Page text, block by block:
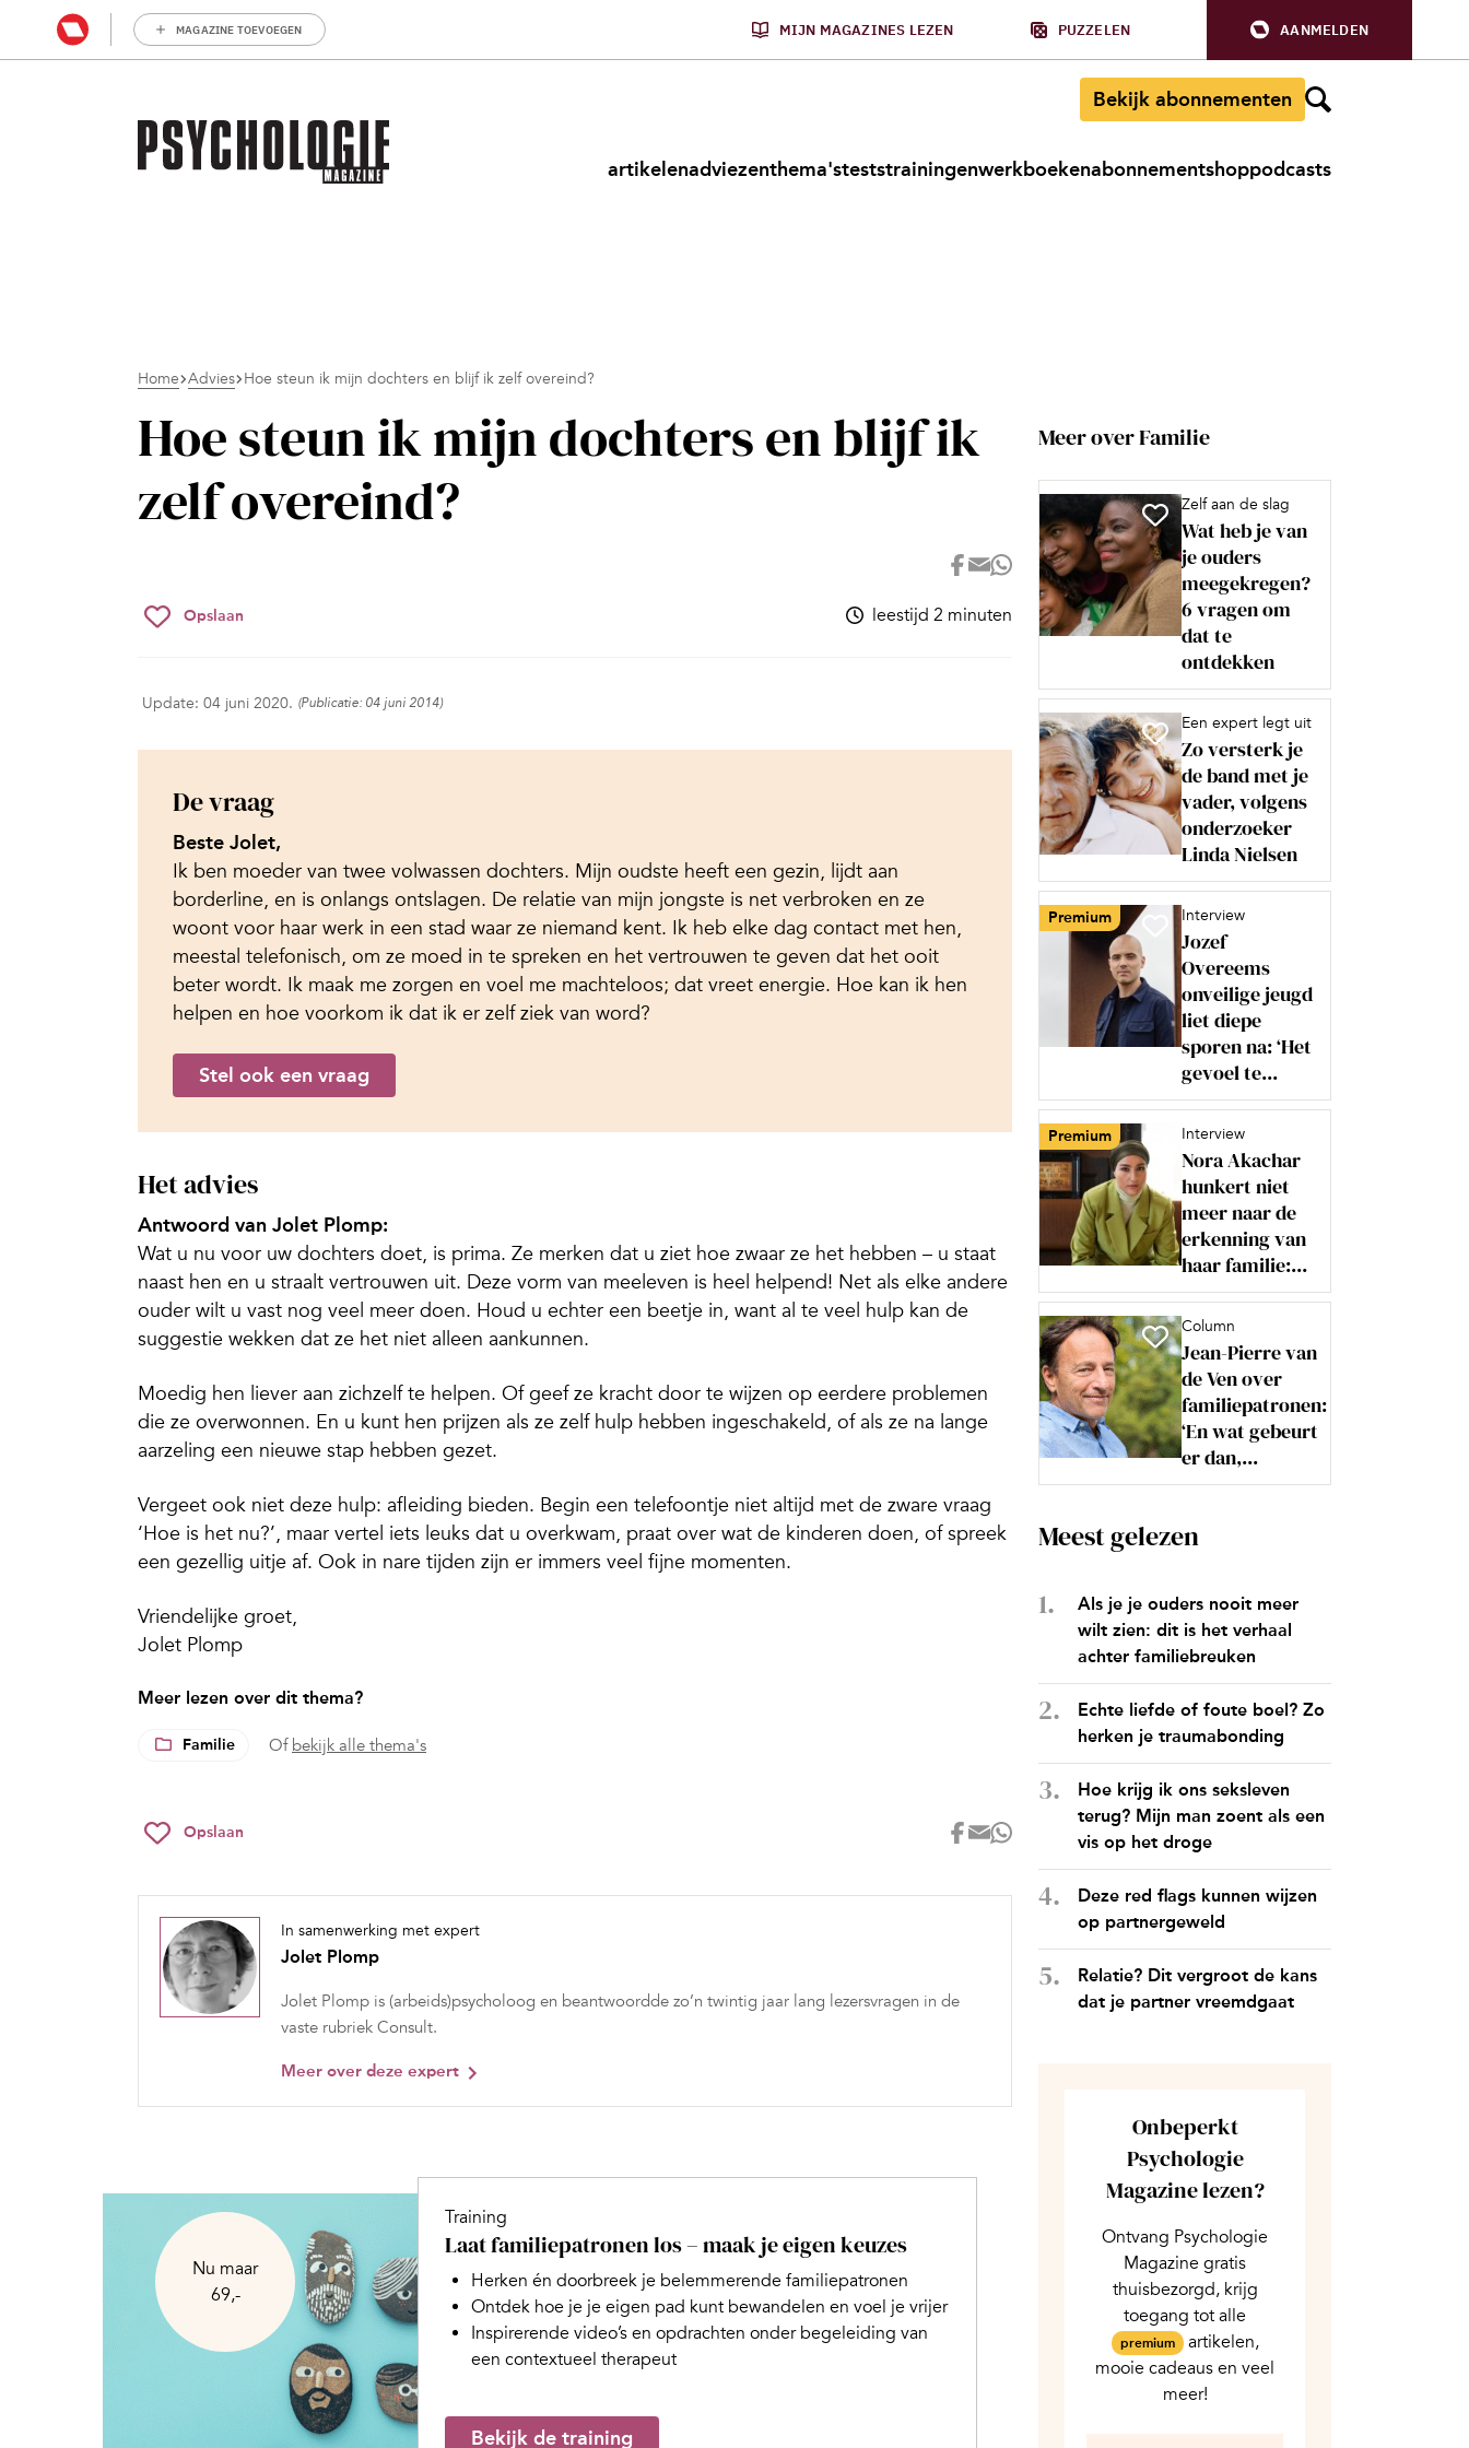
MAGAZINE TOEVOEGEN MIJN MAGAZINES LEZEN PUZZELEN AANMELDEN
Bekijk abonnementen
artikelenadviezenthema'steststrainingenwerkboekenabonnementshoppodcasts
Home Advies Hoe steun ik mijn dochters en blijf ik zelf overeind?
Hoe steun ik mijn dochters en blijf ik
zelf overeind?
Opslaan leestijd 2 minuten
Update: 04 juni 2020. (Publicatie: 04 juni 2014)
De vraag
Beste Jolet,
Ik ben moeder van twee volwassen dochters. Mijn oudste heeft een gezin, lijdt aan
borderline, en is onlangs ontslagen. De relatie van mijn jongste is net verbroken en ze
woont voor haar werk in een stad waar ze niemand kent. Ik heb elke dag contact met hen,
meestal telefonisch, om ze moed in te spreken en het vertrouwen te geven dat het ooit
beter wordt. Ik maak me zorgen en voel me machteloos; dat vreet energie. Hoe kan ik hen
helpen en hoe voorkom ik dat ik er zelf ziek van word?
Stel ook een vraag
Het advies
Antwoord van Jolet Plomp:
Wat u nu voor uw dochters doet, is prima. Ze merken dat u ziet hoe zwaar ze het hebben – u staat
naast hen en u straalt vertrouwen uit. Deze vorm van meeleven is heel helpend! Net als elke andere
ouder wilt u vast nog veel meer doen. Houd u echter een beetje in, want al te veel hulp kan de
suggestie wekken dat ze het niet alleen aankunnen.
Moedig hen liever aan zichzelf te helpen. Of geef ze kracht door te wijzen op eerdere problemen
die ze overwonnen. En u kunt hen prijzen als ze zelf hulp hebben ingeschakeld, of als ze na lange
aarzeling een nieuwe stap hebben gezet.
Vergeet ook niet deze hulp: afleiding bieden. Begin een telefoontje niet altijd met de zware vraag
‘Hoe is het nu?’, maar vertel iets leuks dat u overkwam, praat over wat de kinderen doen, of spreek
een gezellig uitje af. Ook in nare tijden zijn er immers veel fijne momenten.
Vriendelijke groet,
Jolet Plomp
Meer lezen over dit thema?
Familie Of bekijk alle thema's
Opslaan
In samenwerking met expert
Jolet Plomp
Jolet Plomp is (arbeids)psycholoog en beantwoordde zo’n twintig jaar lang lezersvragen in de
vaste rubriek Consult.
Meer over deze expert
Training
Laat familiepatronen los – maak je eigen keuzes
Herken én doorbreek je belemmerende familiepatronen
Ontdek hoe je je eigen pad kunt bewandelen en voel je vrijer
Inspirerende video’s en opdrachten onder begeleiding van
een contextueel therapeut
Bekijk de training
Nu maar
69,-
Meer over Familie
Zelf aan de slag
Wat heb je van
je ouders
meegekregen?
6 vragen om
dat te
ontdekken
Een expert legt uit
Zo versterk je
de band met je
vader, volgens
onderzoeker
Linda Nielsen
Premium Interview
Jozef
Overeems
onveilige jeugd
liet diepe
sporen na: ‘Het
gevoel te...
Premium Interview
Nora Akachar
hunkert niet
meer naar de
erkenning van
haar familie:...
Column
Jean-Pierre van
de Ven over
familiepatronen:
‘En wat gebeurt
er dan,...
Meest gelezen
Als je je ouders nooit meer
wilt zien: dit is het verhaal
achter familiebreuken
Echte liefde of foute boel? Zo
herken je traumabonding
Hoe krijg ik ons seksleven
terug? Mijn man zoent als een
vis op het droge
Deze red flags kunnen wijzen
op partnergeweld
Relatie? Dit vergroot de kans
dat je partner vreemdgaat
Onbeperkt
Psychologie
Magazine lezen?
Ontvang Psychologie
Magazine gratis
thuisbezorgd, krijg
toegang tot alle
premium artikelen,
mooie cadeaus en veel
meer!